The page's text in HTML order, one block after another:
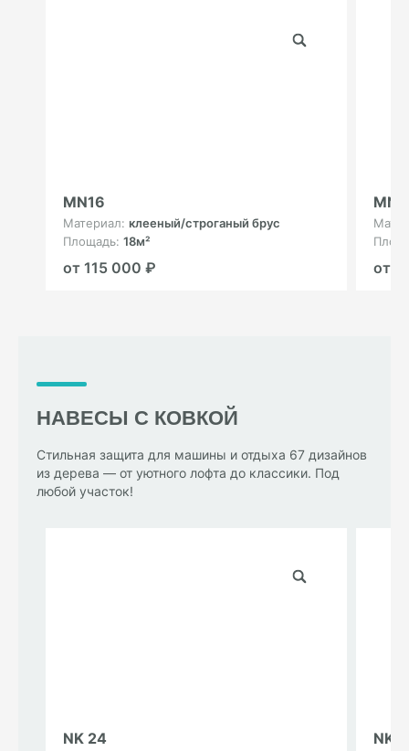
MN16
Материал: клееный/строганый брус
Площадь: 18м²
от 115 000 ₽
MN2
от
НАВЕСЫ С КОВКОЙ
Стильная защита для машины и отдыха 67 дизайнов
из дерева — от уютного лофта до классики. Под
любой участок!
NK 24 NK